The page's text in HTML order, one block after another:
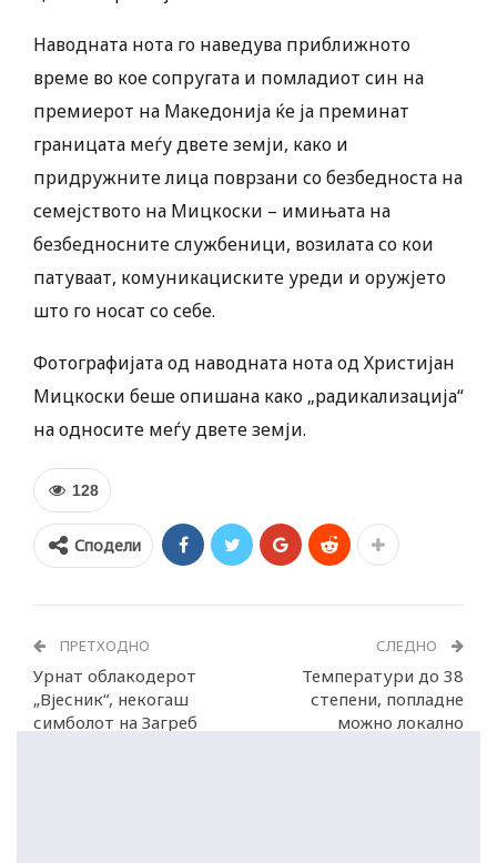
Наводната нота го наведува приближното
време во кое сопругата и помладиот син на
премиерот на Македонија ќе ја преминат
границата меѓу двете земји, како и
придружните лица поврзани со безбедноста на
семејството на Мицкоски – имињата на
безбедносните службеници, возилата со кои
патуваат, комуникациските уреди и оружјето
што го носат со себе.
Фотографијата од наводната нота од Христијан
Мицкоски беше опишана како „радикализација“
на односите меѓу двете земји.
128
Сподели
ПРЕТХОДНО
Урнат облакодерот
„Вјесник“, некогаш
симболот на Загреб
СЛЕДНО
Температури до 38
степени, попладне
можно локално